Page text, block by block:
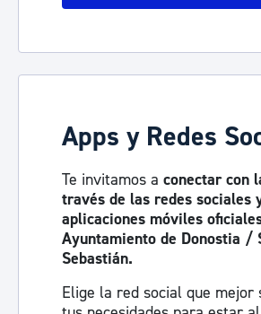
Apps y Redes
Te invitamos a conectar con
través de las redes sociales
aplicaciones móviles
Ayuntamiento de Donostia /
Sebastián.
Elige la red social que mejor